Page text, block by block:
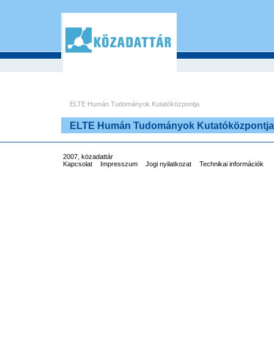
ELTE Humán Tudományok Kutatóközpontja
ELTE Humán Tudományok Kutatóközpontja
2007, közadattár
Kapcsolat
Impresszum Jogi nyilatkozat Technikai információk